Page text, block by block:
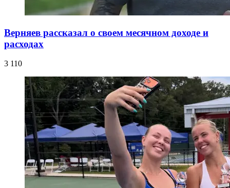
Верняев рассказал о своем месячном доходе и
расходах
3 110